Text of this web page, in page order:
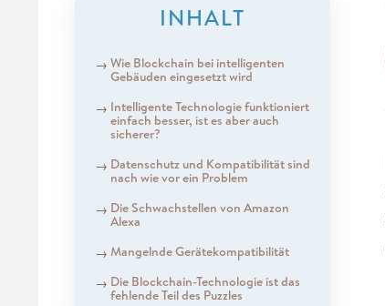
INHALT
Wie Blockchain bei intelligenten
Gebäuden eingesetzt wird
Intelligente Technologie funktioniert
einfach besser, ist es aber auch
sicherer?
Datenschutz und Kompatibilität sind
nach wie vor ein Problem
Die Schwachstellen von Amazon
Alexa
Mangelnde Gerätekompatibilität
Die Blockchain-Technologie ist das
fehlende Teil des Puzzles